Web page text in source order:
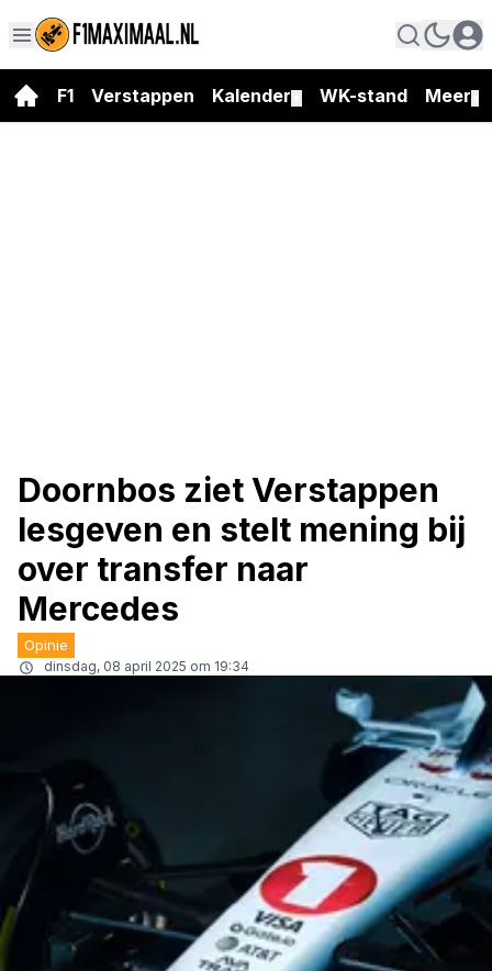
F1 Verstappen Kalender WK-stand Meer
Doornbos ziet Verstappen
lesgeven en stelt mening bij
over transfer naar
Mercedes
Opinie
dinsdag, 08 april 2025 om 19:34